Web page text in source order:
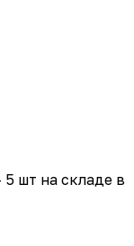
5 шт на складе в